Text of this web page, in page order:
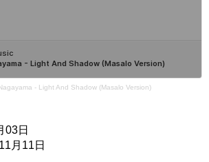
- Light And Shadow (Masalo Version)
03日
月11日